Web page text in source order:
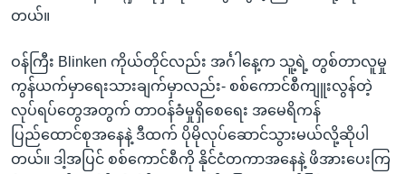
တယ်။
ဝန်ကြီး Blinken ကိုယ်တိုင်လည်း အင်္ဂါနေ့က သူ့ရဲ့ တွစ်တာလူမှု
ကွန်ယက်မှာရေးသားချက်မှာလည်း- စစ်ကောင်စီကျူးလွန်တဲ့
လုပ်ရပ်တွေအတွက် တာဝန်ခံမှုရှိစေရေး အမေရိကန်
ပြည်ထောင်စုအနေနဲ့ ဒီထက် ပိုမိုလုပ်ဆောင်သွားမယ်လို့ဆိုပါ
တယ်။ ဒါ့အပြင် စစ်ကောင်စီကို နိုင်ငံတကာအနေနဲ့ ဖိအားပေးကြ